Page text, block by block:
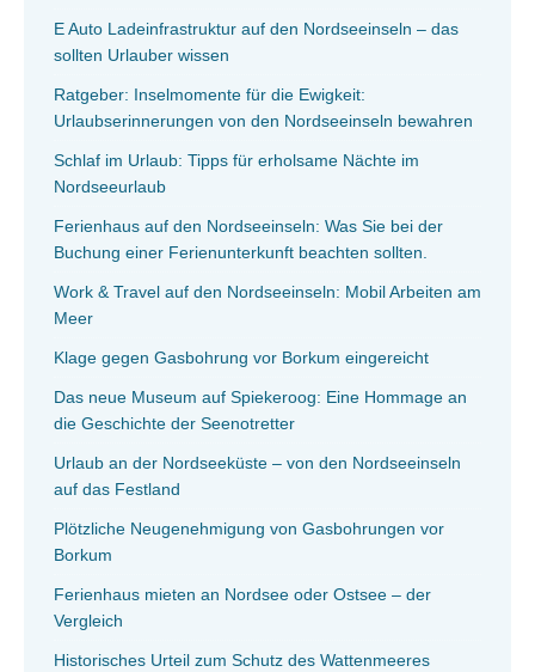
E Auto Ladeinfrastruktur auf den Nordseeinseln – das
sollten Urlauber wissen
Ratgeber: Inselmomente für die Ewigkeit:
Urlaubserinnerungen von den Nordseeinseln bewahren
Schlaf im Urlaub: Tipps für erholsame Nächte im
Nordseeurlaub
Ferienhaus auf den Nordseeinseln: Was Sie bei der
Buchung einer Ferienunterkunft beachten sollten.
Work & Travel auf den Nordseeinseln: Mobil Arbeiten am
Meer
Klage gegen Gasbohrung vor Borkum eingereicht
Das neue Museum auf Spiekeroog: Eine Hommage an
die Geschichte der Seenotretter
Urlaub an der Nordseeküste – von den Nordseeinseln
auf das Festland
Plötzliche Neugenehmigung von Gasbohrungen vor
Borkum
Ferienhaus mieten an Nordsee oder Ostsee – der
Vergleich
Historisches Urteil zum Schutz des Wattenmeeres